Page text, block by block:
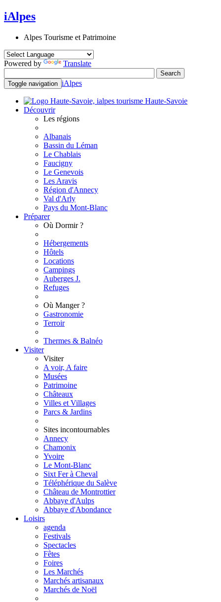
iAlpes
Alpes Tourisme et Patrimoine
Powered by Translate
Toggle navigation iAlpes
Haute-Savoie
Découvrir
Les régions
Albanais
Bassin du Léman
Le Chablais
Faucigny
Le Genevois
Les Aravis
Région d'Annecy
Val d'Arly
Pays du Mont-Blanc
Préparer
Où Dormir ?
Hébergements
Hôtels
Locations
Campings
Auberges J.
Refuges
Où Manger ?
Gastronomie
Terroir
Thermes & Balnéo
Visiter
Visiter
A voir, A faire
Musées
Patrimoine
Châteaux
Villes et Villages
Parcs & Jardins
Sites incontournables
Annecy
Chamonix
Yvoire
Le Mont-Blanc
Sixt Fer à Cheval
Téléphérique du Salève
Château de Montrottier
Abbaye d'Aulps
Abbaye d'Abondance
Loisirs
agenda
Festivals
Spectacles
Fêtes
Foires
Les Marchés
Marchés artisanaux
Marchés de Noël